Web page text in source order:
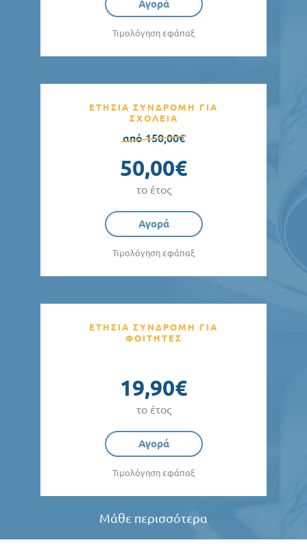
Αγορά
Τιμολόγηση εφάπαξ
ΕΤΗΣΙΑ ΣΥΝΔΡΟΜΗ ΓΙΑ
ΣΧΟΛΕΙΑ
από 150,00€
50,00€
το έτος
Αγορά
Τιμολόγηση εφάπαξ
ΕΤΗΣΙΑ ΣΥΝΔΡΟΜΗ ΓΙΑ
ΦΟΙΤΗΤΕΣ
19,90€
το έτος
Αγορά
Τιμολόγηση εφάπαξ
Μάθε περισσότερα